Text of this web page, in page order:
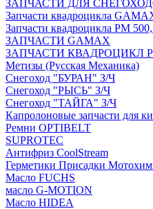
ЗАПЧАСТИ ДЛЯ
Запчасти квадроцикла
Запчасти квадроцикла РМ
ЗАПЧАСТИ GAMAX
ЗАПЧАСТИ КВАДРОЦИКЛ
Метизы (Русская Механика)
Снегоход "БУРАН" З/Ч
Снегоход "РЫСЬ" З/Ч
Снегоход "ТАЙГА" З/Ч
Капролоновые запчасти для
Ремни OPTIBELT
SUPROTEC
Антифриз CoolStream
Герметики Присадки
Масло FUCHS
масло G-MOTION
Масло HIDEA